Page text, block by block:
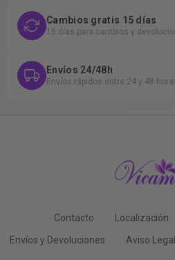
Cambios gratis 15 días
15 días para cambios y
Envíos 24/48h
Envíos rápidos entre 24 y 48
Contacto Localización
Envíos y Devoluciones
Aviso Legal